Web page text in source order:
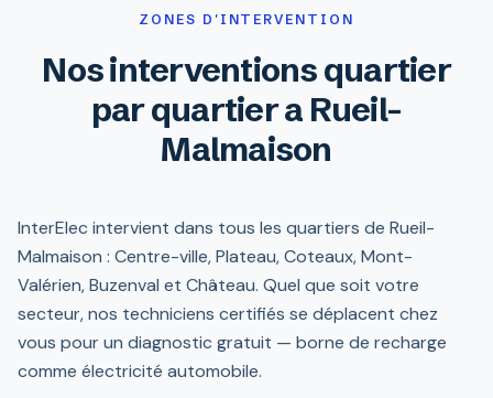
ZONES D'INTERVENTION
Nos interventions quartier
par quartier a Rueil-
Malmaison
InterElec intervient dans tous les quartiers de Rueil-
Malmaison : Centre-ville, Plateau, Coteaux, Mont-
Valérien, Buzenval et Château. Quel que soit votre
secteur, nos techniciens certifiés se déplacent chez
vous pour un diagnostic gratuit — borne de recharge
comme électricité automobile.